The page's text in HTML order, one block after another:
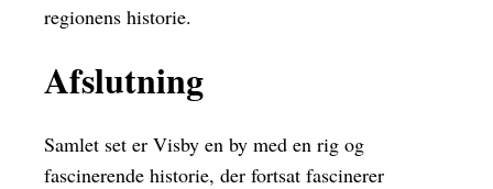
regionens historie.
Afslutning
Samlet set er Visby en by med en rig og
fascinerende historie, der fortsat fascinerer